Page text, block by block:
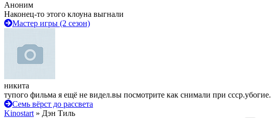
Аноним
Наконец-то этого клоуна выгнали
Мастер игры (2 сезон)
никита
тупого фильма я ещё не видел.вы посмотрите как снимали при ссср.убогие.
Семь вёрст до рассвета
Kinostart » Дэн Тиль